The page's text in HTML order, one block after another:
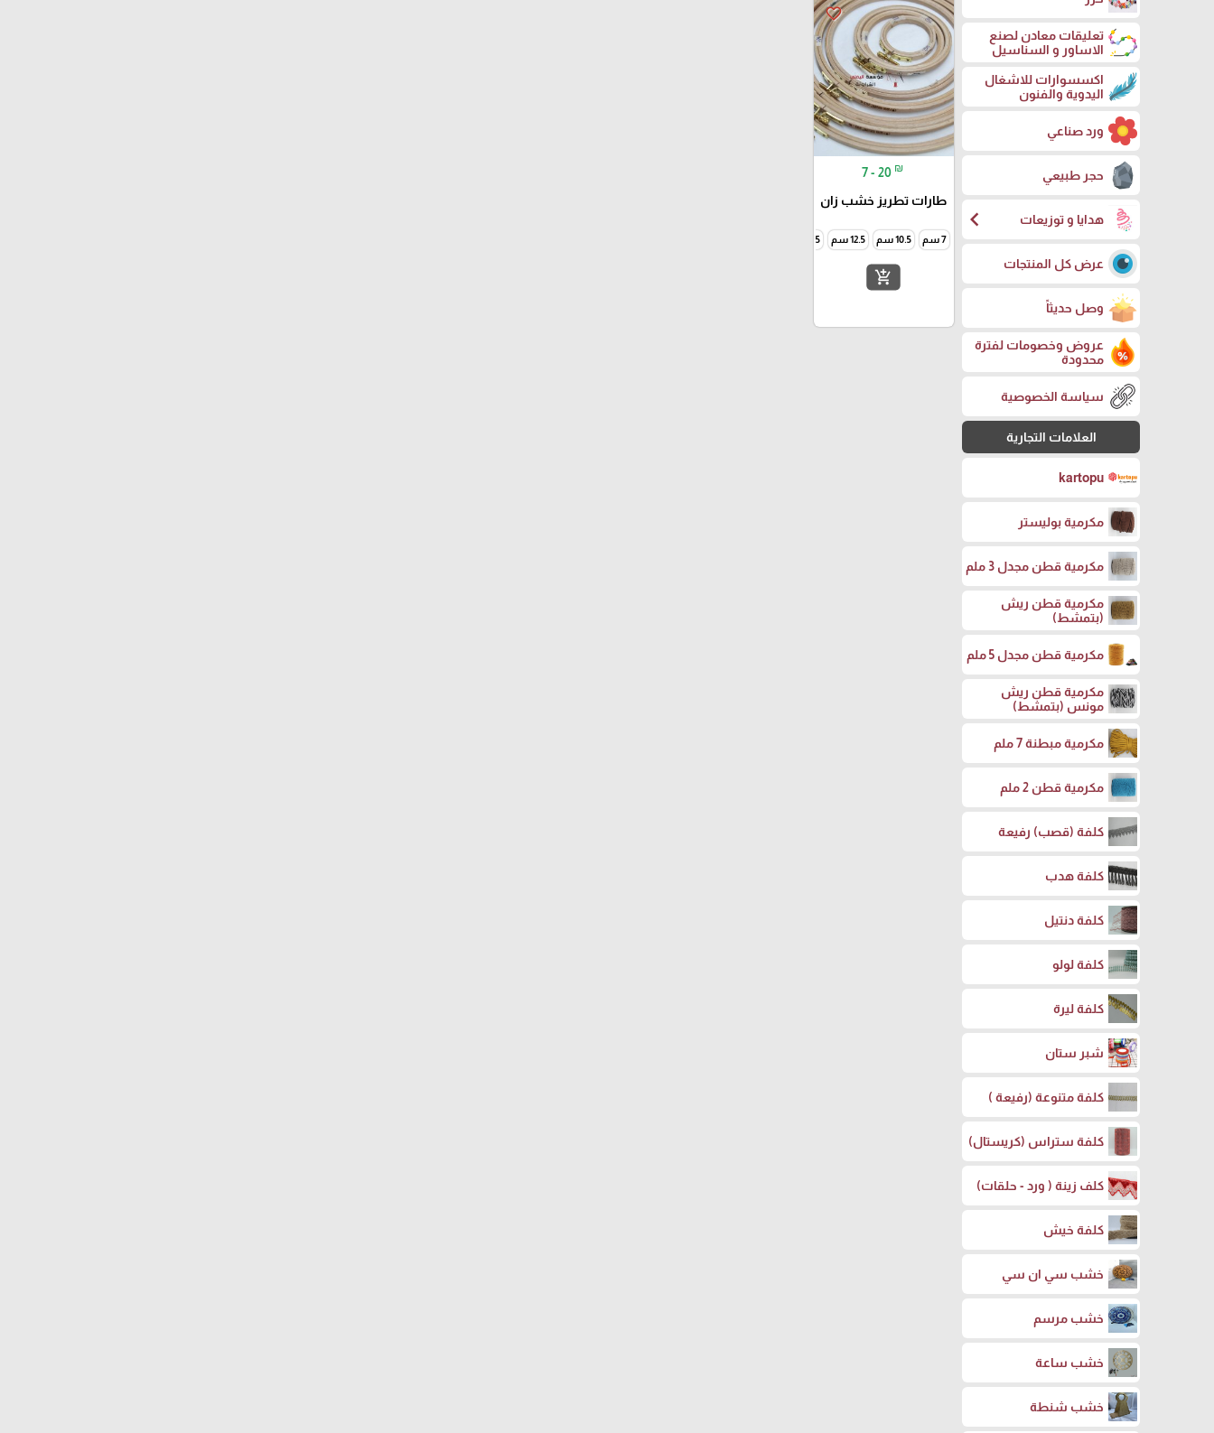
تعليقات معادن لصنع
الاساور و السناسيل
اكسسوارات للاشغال
اليدوية والفنون
ورد صناعي
حجر طبيعي
هدايا و توزيعات chevron_left
عرض كل المنتجات
وصل حديثاً
عروض وخصومات لفترة
محدودة
سياسة الخصوصية
العلامات التجارية
kartopu
مكرمية بوليستر
مكرمية قطن مجدل 3 ملم
مكرمية قطن ريش
(بتمشط)
مكرمية قطن مجدل 5 ملم
مكرمية قطن ريش
مونس (بتمشط)
مكرمية مبطنة 7 ملم
مكرمية قطن 2 ملم
كلفة (قصب) رفيعة
كلفة هدب
كلفة دنتيل
كلفة لولو
كلفة ليرة
شبر ستان
كلفة متنوعة (رفيعة )
كلفة ستراس (كريستال)
كلف زينة ( ورد - حلقات)
كلفة خيش
خشب سي ان سي
خشب مرسم
خشب ساعة
خشب شنطة
favorite_border
7 - 20 ₪
طارات تطريز خشب زان
7 سم 10.5 سم 12.5 سم 15.5 سم
add_shopping_cart